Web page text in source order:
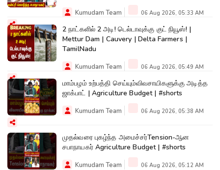
Kumudam Team 06 Aug 2026, 05:33 AM
2 நாட்களில் 2 அடி! டெல்டாவுக்கு குட் நியூஸ்! |
Mettur Dam | Cauvery | Delta Farmers |
TamilNadu
Kumudam Team 06 Aug 2026, 05:49 AM
மாம்பழம் உற்பத்தி செய்யும்விவசாயிகளுக்கு அடித்த
ஜாக்பாட் | Agriculture Budget | #shorts
Kumudam Team 06 Aug 2026, 05:38 AM
முதல்வரை புகழ்ந்த அமைச்சர்Tension-ஆன
சபாநாயகர் Agriculture Budget | #shorts
Kumudam Team 06 Aug 2026, 05:12 AM